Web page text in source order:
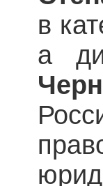
в
а